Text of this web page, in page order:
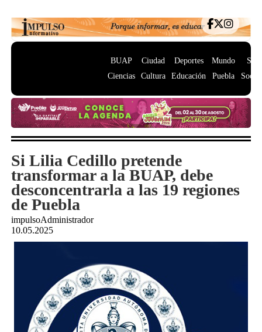
BUAP
Ciencias
Ciudad
Cultura
Deportes
Educación
Mundo
Puebla
Si Lilia Cedillo pretende
transformar a la BUAP, debe
desconcentrarla a las 19 regiones
de Puebla
impulsoAdministrador
10.05.2025